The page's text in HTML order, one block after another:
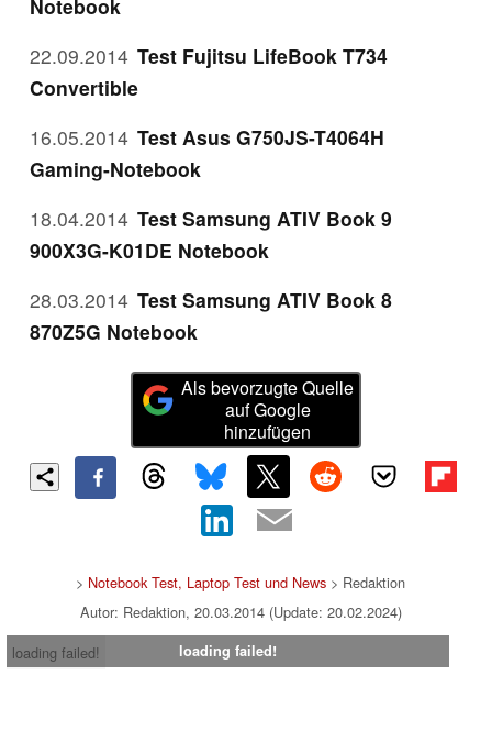
Notebook
22.09.2014 Test Fujitsu LifeBook T734
Convertible
16.05.2014 Test Asus G750JS-T4064H
Gaming-Notebook
18.04.2014 Test Samsung ATIV Book 9
900X3G-K01DE Notebook
28.03.2014 Test Samsung ATIV Book 8
870Z5G Notebook
Als bevorzugte Quelle
auf Google
hinzufügen
> Notebook Test, Laptop Test und News > Redaktion
Autor: Redaktion, 20.03.2014 (Update: 20.02.2024)
loading failed!
loading failed!